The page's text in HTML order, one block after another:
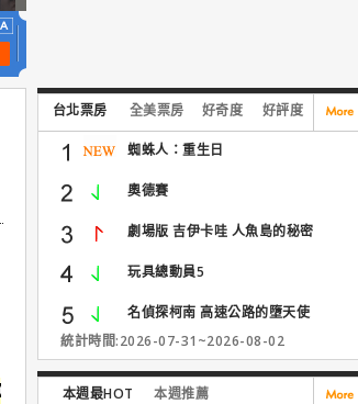
台北票房 全美票房 好奇度 好評度
蜘蛛人：重生日
奧德賽
劇場版 吉伊卡哇 人魚島的秘密
玩具總動員5
名偵探柯南 高速公路的墮天使
統計時間:2026-07-31~2026-08-02
本週最HOT 本週推薦